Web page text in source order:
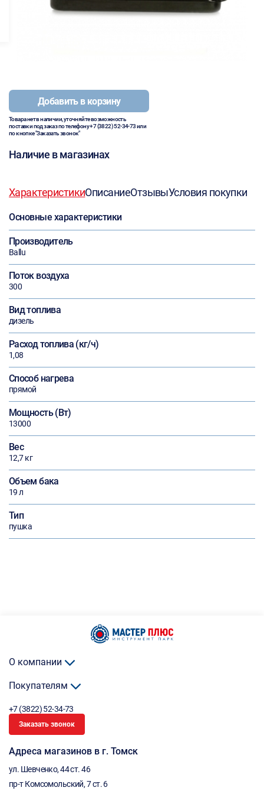
Добавить в корзину
Товара нет в наличии, уточняйте возможность
поставки под заказ по телефону+7 (3822) 52-34-73или
по кнопке "Заказать звонок"
Наличие в магазинах
ХарактеристикиОписаниеОтзывыУсловия покупки
Основные характеристики
Производитель
Ballu
Поток воздуха
300
Вид топлива
дизель
Расход топлива (кг/ч)
1,08
Способ нагрева
прямой
Мощность (Вт)
13000
Вес
12,7 кг
Объем бака
19 л
Тип
пушка
О компании
Покупателям
+7 (3822) 52-34-73
Заказать звонок
Адреса магазинов в г. Томск
ул. Шевченко, 44 ст. 46
пр-т Комсомольский, 7 ст. 6